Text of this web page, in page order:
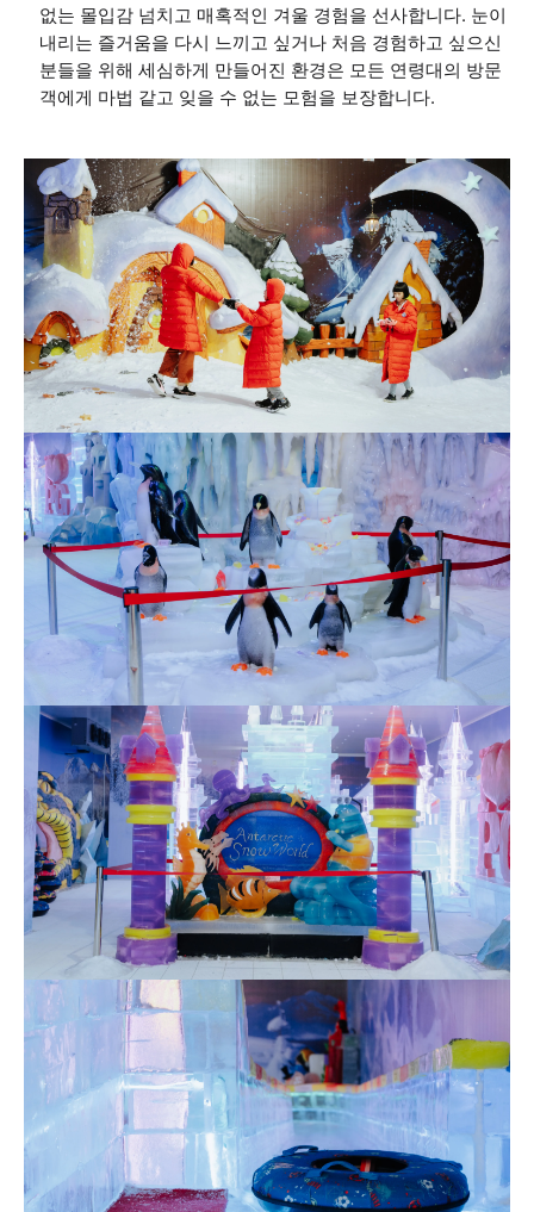
없는 몰입감 넘치고 매혹적인 겨울 경험을 선사합니다. 눈이
내리는 즐거움을 다시 느끼고 싶거나 처음 경험하고 싶으신
분들을 위해 세심하게 만들어진 환경은 모든 연령대의 방문
객에게 마법 같고 잊을 수 없는 모험을 보장합니다.